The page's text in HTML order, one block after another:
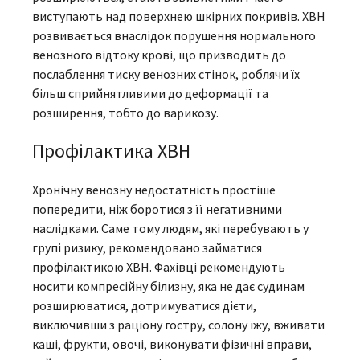
виступають над поверхнею шкірних покривів. ХВН
розвивається внаслідок порушення нормального
венозного відтоку крові, що призводить до
послаблення тиску венозних стінок, роблячи їх
більш сприйнятливими до деформації та
розширення, тобто до варикозу.
Профілактика ХВН
Хронічну венозну недостатність простіше
попередити, ніж боротися з її негативними
наслідками. Саме тому людям, які перебувають у
групі ризику, рекомендовано займатися
профілактикою ХВН. Фахівці рекомендують
носити компресійну білизну, яка не дає судинам
розширюватися, дотримуватися дієти,
виключивши з раціону гостру, солону їжу, вживати
каші, фрукти, овочі, виконувати фізичні вправи,